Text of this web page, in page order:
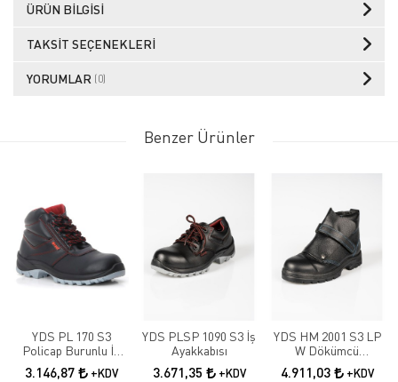
ÜRÜN BILGISI
TAKSIT SEÇENEKLERI
YORUMLAR (0)
Benzer Ürünler
YDS PL 170 S3
Policap Burunlu İş
Botu
3.146,87 +KDV
YDS PLSP 1090 S3 İş
Ayakkabısı
3.671,35 +KDV
YDS HM 2001 S3 LP
W Dökümcü
Ayakkabısı
4.911,03 +KDV